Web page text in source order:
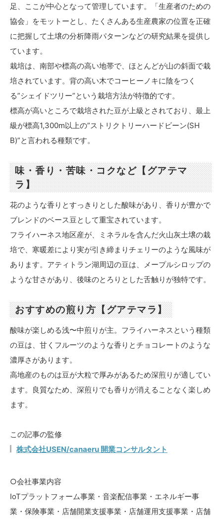
足、ここが中心となって管理しています。「生産者のための
協会」をモットーとし、たくさんある生産農家の位置を正確
に把握して土壌の分析降雨パターンなどの研究結果を提供し
ています。
栽培は、南部や標高の高い地帯で、ほとんどが山の斜面で栽
培されています。背の高い木でコーヒーノキに陰をつく
る”シェイドツリー”という栽培方法が特徴的です。
標高が高いところで栽培された豆が上級とされており、最上
級が標高1,300m以上の”ストリクトリーハードビーン(SH
B)”と言われる種類です。
味・香り・苦味・コクなど【グアテマ
ラ】
花のような香りとすっきりとした酸味があり、香りが豊かで
ブレンドのベース豆として重宝されています。
フライハーネス地区産が、ミネラルを含んだ火山灰土壌の栽
培で、寒暖差により実が引き締まりチェリーのような風味が
あります。アティトラン湖周辺の豆は、メープルシロップの
ような甘さがあり、後味のとろりとした舌触りが独特です。
おすすめの煎り方【グアテマラ】
酸味が楽しめる浅〜中煎りが主。フライハーネスという種類
の豆は、甘くフルーツのような香りとチョコレートのような
濃厚さがあります。
高地産のものは豆が大粒で厚みがあるため深煎りが適してい
ます。良質なため、深煎りでも香りが消えることなく楽しめ
ます。
この記事の監修
株式会社USEN/canaeru 開業コンサルタント
○会社事業内容
IoTプラットフォーム事業・音楽配信事業・エネルギー事
業・保険事業・店舗開業支援事業・店舗運用支援事業・店舗